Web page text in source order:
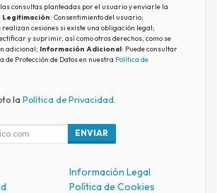
consultas planteadas por el usuario y enviarle la
Legitimación: Consentimiento del usuario;
realizan cesiones si existe una obligación legal;
y suprimir, así como otros derechos, como se
adicional; Información Adicional: Puede consultar
de Protección de Datos en nuestra Política de
la Política de Privacidad
ENVIAR
Información Legal
Política de Cookies